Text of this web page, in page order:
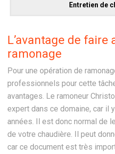
Entretien de
L’avantage de faire
ramonage
Pour une opération de
professionnels pour cette
avantages. Le ramoneur
expert dans ce domaine, car il
années. Il est donc normal de
de votre chaudière. Il peut
car ce document est très